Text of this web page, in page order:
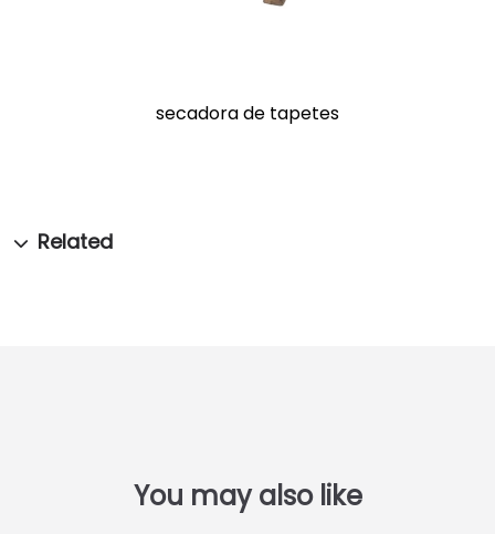
secadora de tapetes